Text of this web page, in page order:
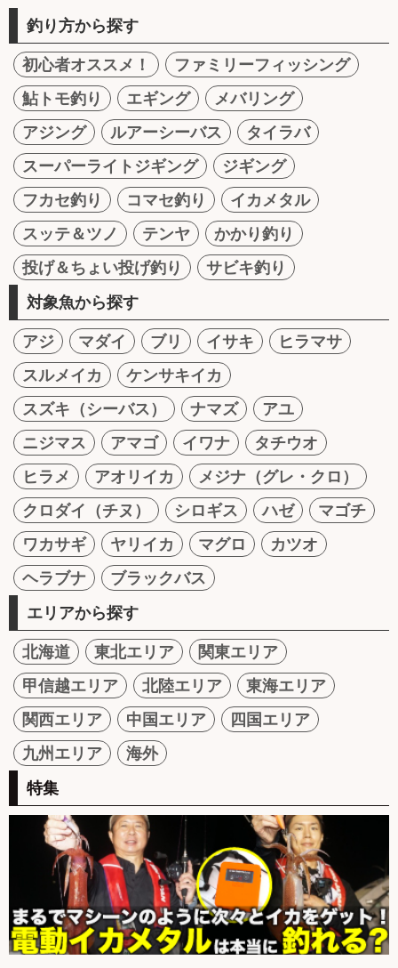
釣り方から探す
初心者オススメ！
ファミリーフィッシング
鮎トモ釣り
エギング
メバリング
アジング
ルアーシーバス
タイラバ
スーパーライトジギング
ジギング
フカセ釣り
コマセ釣り
イカメタル
スッテ＆ツノ
テンヤ
かかり釣り
投げ＆ちょい投げ釣り
サビキ釣り
対象魚から探す
アジ マダイ ブリ イサキ
ヒラマサ
スルメイカ
ケンサキイカ
スズキ（シーバス）
ナマズ
アユ
ニジマス
アマゴ イワナ
タチウオ
ヒラメ
アオリイカ
メジナ（グレ・クロ）
クロダイ（チヌ）
シロギス ハゼ
マゴチ
ワカサギ
ヤリイカ マグロ
カツオ
ヘラブナ
ブラックバス
エリアから探す
北海道 東北エリア
関東エリア
甲信越エリア
北陸エリア
東海エリア
関西エリア
中国エリア
四国エリア
九州エリア
海外
特集